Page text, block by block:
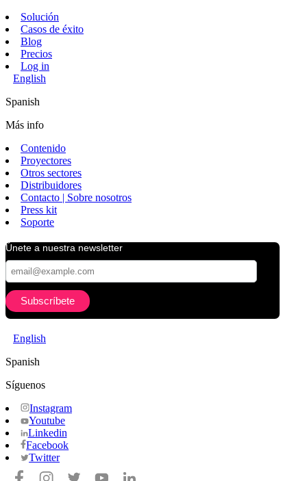
Solución
Casos de éxito
Blog
Precios
Log in
English
Spanish
Más info
Contenido
Proyectores
Otros sectores
Distribuidores
Contacto | Sobre nosotros
Press kit
Soporte
Únete a nuestra newsletter
English
Spanish
Síguenos
Instagram
Youtube
Linkedin
Facebook
Twitter